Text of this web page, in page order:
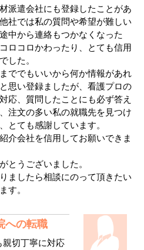
派遣会社にも登録したことがあ
社では私の質問や希望が難しい
中から連絡もつかなくなった
ロコロかわったり、とても信用
した。
ででもいいから何か情報があれ
思い登録ましたが、看護プロの
応、質問したことにも必ず答え
注文の多い私の就職先を見つけ
とても感謝しています。
介会社を信用してお願いできま
とうございました。
ましたら相談にのって頂きたい
す。
への転職
親切丁寧に対応